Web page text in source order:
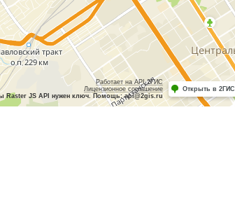
Работает на API 2ГИС
Лицензионное соглашение
Raster JS API нужен ключ. Помощь: api@2gis.ru
Открыть в 2ГИС